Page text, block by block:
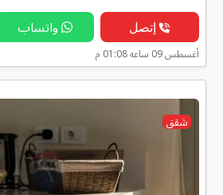
إتصل واتساب
أغسطس 09 ساعه 01:08 م
شقق